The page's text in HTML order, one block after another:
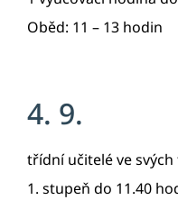
Oběd: 11 – 13 hodin
4. 9.
třídní učitelé ve
1. stupeň do 11.40